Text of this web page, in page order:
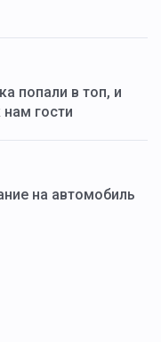
попали в топ, и
гости
на автомобиль